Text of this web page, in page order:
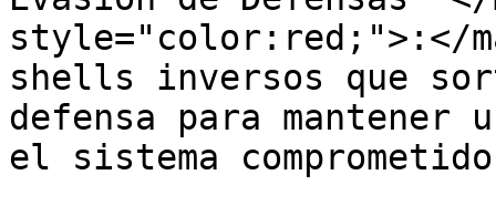
style="color:red;">:</
shells inversos que
defensa para mantener
el sistema